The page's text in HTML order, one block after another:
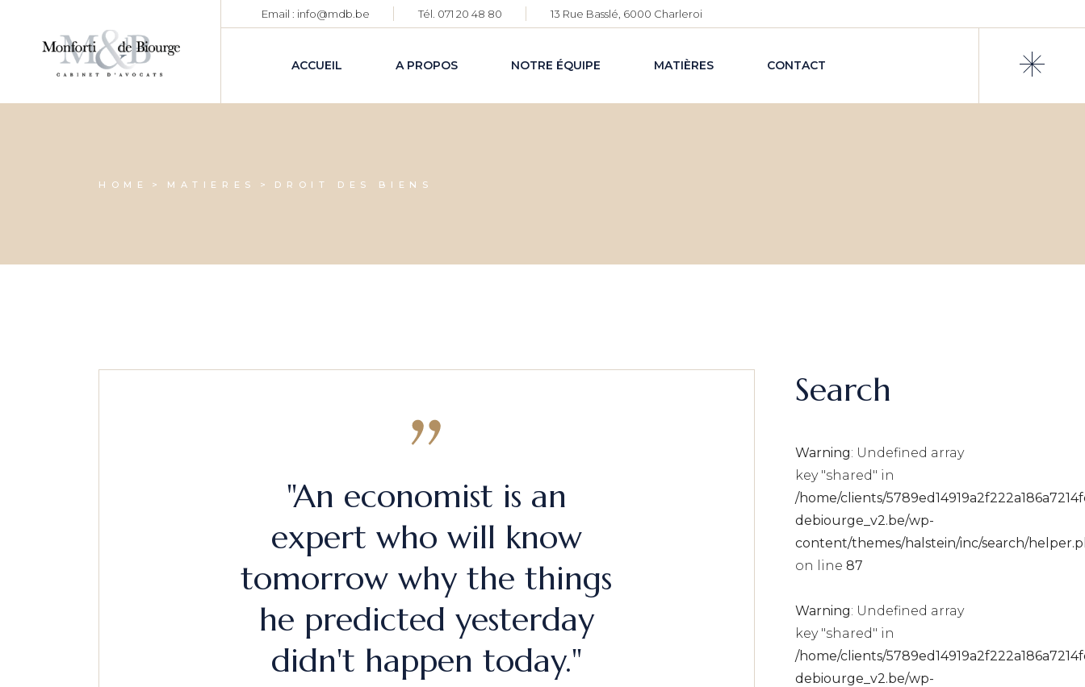
Email : info@mdb.be Tél. 071 20 48 80 13 Rue Basslé, 6000 Charleroi
ACCUEIL A PROPOS NOTRE ÉQUIPE MATIÈRES CONTACT
HOME MATIERES DROIT DES BIENS
"An economist is an
expert who will know
tomorrow why the things
he predicted yesterday
didn't happen today."
Search
Warning: Undefined array
key "shared" in
/home/clients/
debiourge_v2.be/wp-
content/themes/halstein/inc/search/
on line 87
Warning: Undefined array
key "shared" in
/home/clients/
debiourge_v2.be/wp-